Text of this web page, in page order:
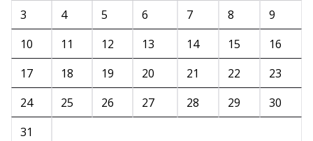
3
4 5 6 7 8
9
10
11 12 13 14 15
16
17
18 19 20 21 22
23
24
25 26 27 28 29
30
31